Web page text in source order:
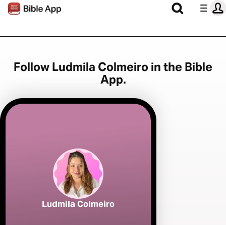
Follow Ludmila Colmeiro in the Bible
App.
Ludmila Colmeiro